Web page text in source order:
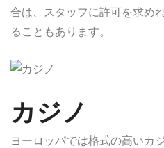
合は、スタッフに許可を求め
ることもあります。
カジノ
ヨーロッパでは格式の高いカ